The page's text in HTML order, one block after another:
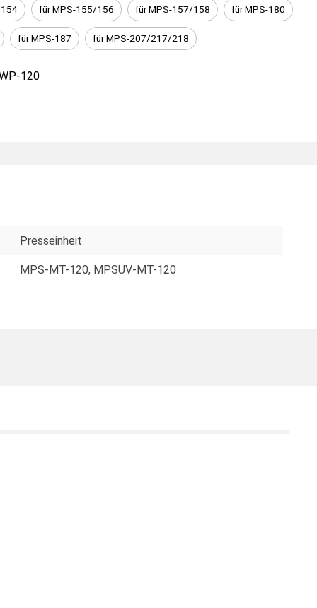
für MPS-155/156 für MPS-157/158 für MPS-180
für MPS-187 für MPS-207/217/218
120
Presseinheit
MPS-MT-120, MPSUV-MT-120